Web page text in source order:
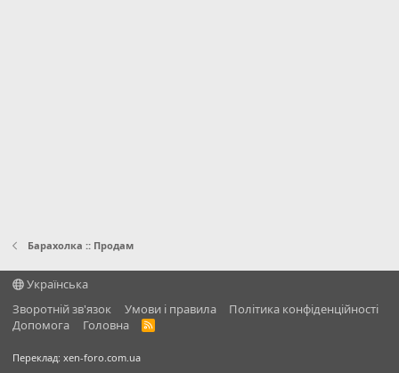
Барахолка :: Продам
Українська
Зворотній зв'язок
Умови і правила
Політика конфіденційності
Дoпoмoга
Головна
R
Переклад: xen-foro.com.ua